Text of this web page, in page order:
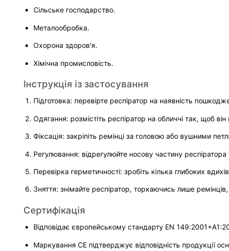
Сільське господарство.
Металообробка.
Охорона здоров'я.
Хімічна промисловість.
Інструкція із застосування
Підготовка: перевірте респіратор на наявність
Одягання: розмістіть респіратор на обличчі так, щоб
Фіксація: закріпіть ремінці за головою або вушними
Регулювання: відрегулюйте носову частину
Перевірка герметичності: зробіть кілька глибоких
Зняття: знімайте респіратор, торкаючись лише
Сертифікація
Відповідає європейському стандарту EN
Маркування CE підтверджує відповідність продукції